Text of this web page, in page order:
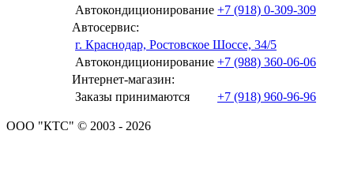
Автокондиционирование +7 (918) 0-309-309
Автосервис:
г. Краснодар, Ростовское Шоссе, 34/5
Автокондиционирование +7 (988) 360-06-06
Интернет-магазин:
Заказы принимаются
+7 (918) 960-96-96
ООО "КТС" © 2003 - 2026